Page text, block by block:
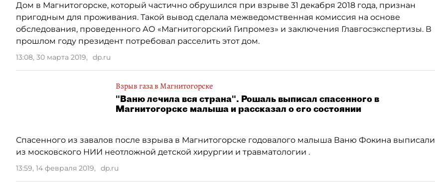
Дом в Магнитогорске, который частично обрушился при взрыве 31 декабря 2018 года, признан
пригодным для проживания. Такой вывод сделала межведомственная комиссия на основе
обследования, проведенного АО «Магнитогорский Гипромез» и заключения Главгосэкспертизы. В
прошлом году президент потребовал расселить этот дом.
13:08, 30 марта 2019, dp.ru
Взрыв газа в Магнитогорске
"Ваню лечила вся страна". Рошаль выписал спасенного в
Магнитогорске малыша и рассказал о его состоянии
Спасенного из завалов после взрыва в Магнитогорске годовалого малыша Ваню Фокина выписали
из московского НИИ неотложной детской хирургии и травматологии .
13:59, 14 февраля 2019, dp.ru